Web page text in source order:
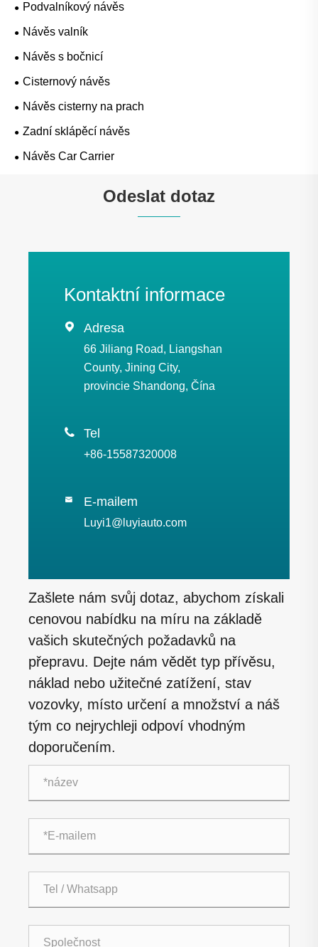
Podvalníkový návěs
Návěs valník
Návěs s bočnicí
Cisternový návěs
Návěs cisterny na prach
Zadní sklápěcí návěs
Návěs Car Carrier
Odeslat dotaz
Kontaktní informace
 Adresa
66 Jiliang Road, Liangshan
County, Jining City,
provincie Shandong, Čína
 Tel
+86-15587320008
 E-mailem
Luyi1@luyiauto.com
Zašlete nám svůj dotaz, abychom získali
cenovou nabídku na míru na základě
vašich skutečných požadavků na
přepravu. Dejte nám vědět typ přívěsu,
náklad nebo užitečné zatížení, stav
vozovky, místo určení a množství a náš
tým co nejrychleji odpoví vhodným
doporučením.